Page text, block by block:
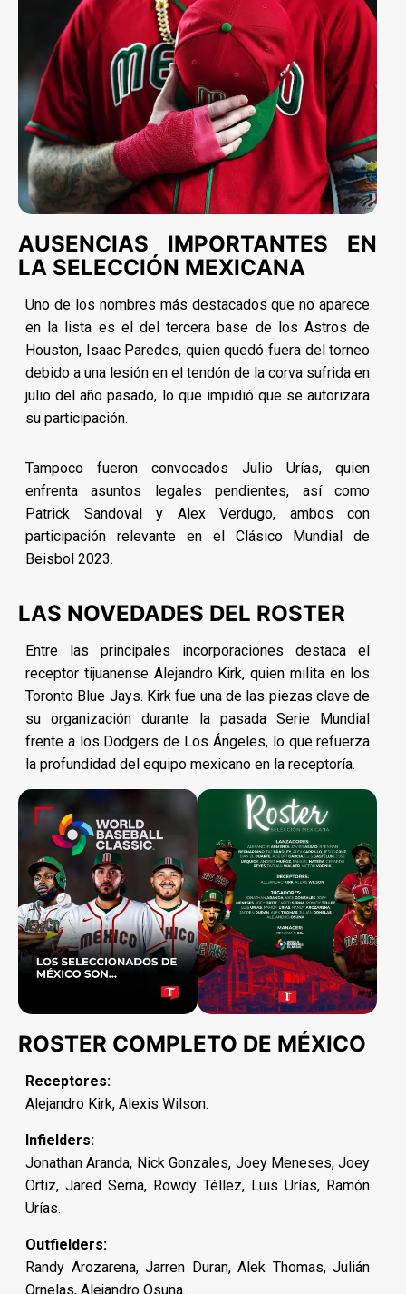
AUSENCIAS IMPORTANTES EN
LA SELECCIÓN MEXICANA
Uno de los nombres más destacados que no aparece
en la lista es el del tercera base de los Astros de
Houston, Isaac Paredes, quien quedó fuera del torneo
debido a una lesión en el tendón de la corva sufrida en
julio del año pasado, lo que impidió que se autorizara
su participación.
Tampoco fueron convocados Julio Urías, quien
enfrenta asuntos legales pendientes, así como
Patrick Sandoval y Alex Verdugo, ambos con
participación relevante en el Clásico Mundial de
Beisbol 2023.
LAS NOVEDADES DEL ROSTER
Entre las principales incorporaciones destaca el
receptor tijuanense Alejandro Kirk, quien milita en los
Toronto Blue Jays. Kirk fue una de las piezas clave de
su organización durante la pasada Serie Mundial
frente a los Dodgers de Los Ángeles, lo que refuerza
la profundidad del equipo mexicano en la receptoría.
ROSTER COMPLETO DE MÉXICO
Receptores:
Alejandro Kirk, Alexis Wilson.
Infielders:
Jonathan Aranda, Nick Gonzales, Joey Meneses, Joey
Ortiz, Jared Serna, Rowdy Téllez, Luis Urías, Ramón
Urías.
Outfielders:
Randy Arozarena, Jarren Duran, Alek Thomas, Julián
Ornelas, Alejandro Osuna.